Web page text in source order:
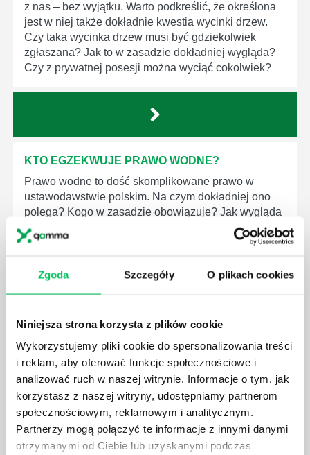
Zgoda Szczegóły O plikach cookies
Niniejsza strona korzysta z plików cookie
Wykorzystujemy pliki cookie do spersonalizowania treści
i reklam, aby oferować funkcje społecznościowe i
analizować ruch w naszej witrynie. Informacje o tym, jak
korzystasz z naszej witryny, udostępniamy partnerom
społecznościowym, reklamowym i analitycznym.
Partnerzy mogą połączyć te informacje z innymi danymi
otrzymanymi od Ciebie lub uzyskanymi podczas
z nas – bez wyjątku. Warto podkreślić, że określona
jest w niej także dokładnie kwestia wycinki drzew.
Czy taka wycinka drzew musi być gdziekolwiek
zgłaszana? Jak to w zasadzie dokładniej wygląda?
Czy z prywatnej posesji można wyciąć cokolwiek?
KTO EGZEKWUJE PRAWO WODNE?
Prawo wodne to dość skomplikowane prawo w
ustawodawstwie polskim. Na czym dokładniej ono
polega? Kogo w zasadzie obowiązuje? Jak wygląda
egzekwowanie prawa wodnego? Na te pytania
odpowiemy pokrótce poniżej.
WYMAGANIAMI NORM JAKOŚCI WYROBÓW
MEDYCZNYCH?
W związku z ogromnym rozwojem dzisiejszego
społeczeństwa wprowadzane jest coraz więcej reguł,
które mają za zadanie poprawić poszczególne
dziedziny gospodarki. Dzięki nim wszystkie firmy
będą zobowiązane przestrzegać zasad, których